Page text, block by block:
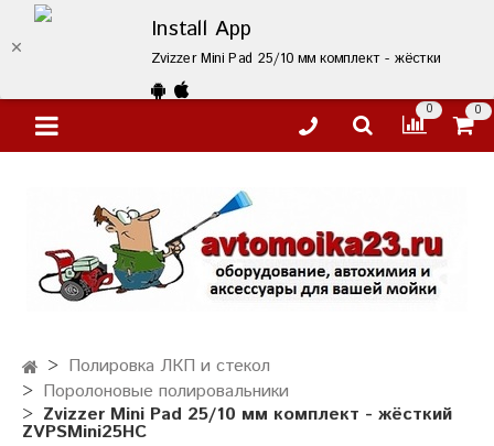
Install App
Zvizzer Mini Pad 25/10 мм комплект - жёсткий
0 0
Полировка ЛКП и стекол
Поролоновые полировальники
Zvizzer Mini Pad 25/10 мм комплект - жёсткий
ZVPSMini25HC